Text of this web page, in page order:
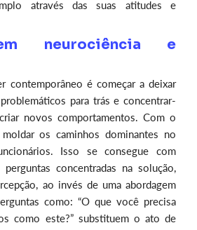
através das suas atitudes e
neurociência e
contemporâneo é começar a deixar
para trás e concentrar-
novos comportamentos. Com o
os caminhos dominantes no
Isso se consegue com
concentradas na solução,
ao invés de uma abordagem
como: “O que você precisa
como este?” substituem o ato de